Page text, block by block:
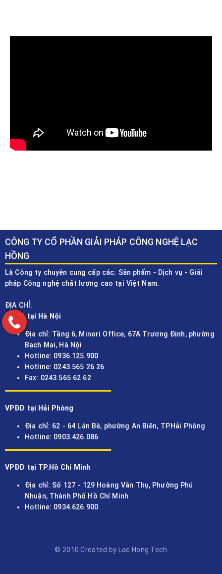
CÔNG TY CỔ PHẦN GIẢI PHÁP CÔNG NGHỆ LẠC
HỒNG
Là Công ty chuyên cung cấp các: Sản phẩm - Dịch vụ - Giải
pháp Công nghệ chất lượng cao tại Việt Nam.
ĐỊA CHỈ:
VPĐD tại Hà Nội
Địa chỉ: Tầng 6, Minori Office, 67A Trương Định, phường
Bạch Mai, Hà Nội
Hotline: 0936.125.900
Hotline: 0243.565 26 26
Fax: 0243.565 62 62
VPĐD tại Hải Phòng
Địa chỉ: 62 - 64 Lán Bè, phường An Biên, TP.Hải Phòng
Hotline: 0903.426.086
VPĐD tại TP.Hồ Chí Minh
Địa chỉ: Số 127 - 129 Hoàng Văn Thụ, Phường Phú
Nhuận, Thành Phố Hồ Chí Minh
Hotline: 0934.626.900
© 2010 Created by Lac Hong Tech